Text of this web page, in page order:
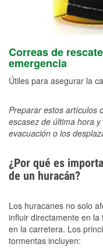
Correas de
emergencia
Útiles para asegurar la
Preparar estos artículos
escasez de última hora
evacuación o los
¿Por qué es
de un huracán?
Los huracanes no solo
influir directamente en
en la carretera. Los
tormentas incluyen: